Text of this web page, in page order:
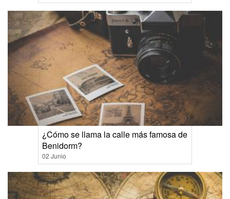
¿Cómo se llama la calle más famosa de
Benidorm?
02 Junio